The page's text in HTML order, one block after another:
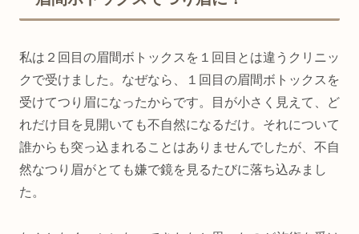
私は２回目の眉間ボトックスを１回目とは違うクリニッ
クで受けました。なぜなら、１回目の眉間ボトックスを
受けてつり眉になったからです。目が小さく見えて、ど
れだけ目を見開いても不自然になるだけ。それについて
誰からも突っ込まれることはありませんでしたが、不自
然なつり眉がとても嫌で鏡を見るたびに落ち込みまし
た。